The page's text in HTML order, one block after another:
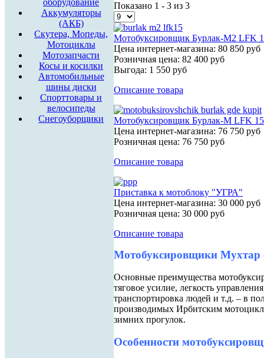
оборудование
Аккумуляторы
(АКБ)
Скутера, Мопеды,
Мотоциклы
Мотозапчасти
Косы и косилки
Автомобильные
шины диски
Спорттовары и
велосипеды
Снегоуборщики
Показано 1 - 3 из 3
Мотобуксировщик Бурлак-М2 LFK
Цена интернет-магазина: 80 850 руб
Розничная цена: 82 400 руб
Выгода: 1 550 руб
Описание товара
Мотобуксировщик Бурлак-М LFK
Цена интернет-магазина: 76 750 руб
Розничная цена: 76 750 руб
Описание товара
Приставка к мотоблоку "УГРА"
Цена интернет-магазина: 30 000 руб
Розничная цена: 30 000 руб
Описание товара
Мотобуксировщики Мухтар
Основные преимущества
тяговое усилие, легкость
транспортировка людей и т.д. – в
производимых Ирбитским
зимних прогулок.
Особенности